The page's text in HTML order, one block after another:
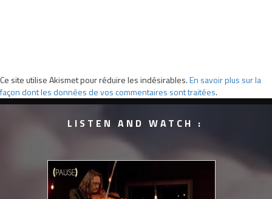
Ce site utilise Akismet pour réduire les indésirables.En savoir plus sur la
façon dont les données de vos commentaires sont traitées.
LISTEN AND WATCH :